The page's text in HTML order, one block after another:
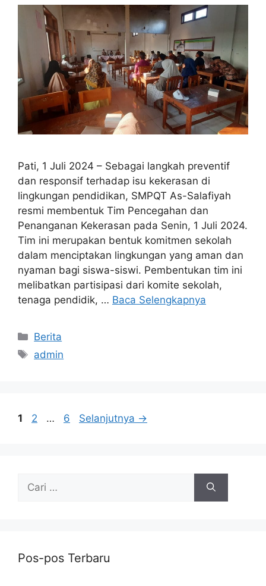
Pati, 1 Juli 2024 – Sebagai langkah preventif
dan responsif terhadap isu kekerasan di
lingkungan pendidikan, SMPQT As-Salafiyah
resmi membentuk Tim Pencegahan dan
Penanganan Kekerasan pada Senin, 1 Juli 2024.
Tim ini merupakan bentuk komitmen sekolah
dalam menciptakan lingkungan yang aman dan
nyaman bagi siswa-siswi. Pembentukan tim ini
melibatkan partisipasi dari komite sekolah,
tenaga pendidik, … Baca Selengkapnya
Berita
admin
1 2 … 6 Selanjutnya →
Pos-pos Terbaru